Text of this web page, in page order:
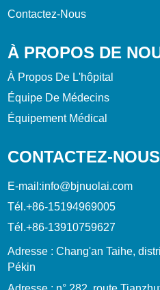
Contactez-Nous
À PROPOS DE
À Propos De L'hôpital
Équipe De Médecins
Équipement Médical
CONTACTEZ-NOUS
E-mail:info@bjnuolai.com
Tél.+86-15194969005
Tél.+86-13910759627
Adresse : Chang'an Taihe,
Pékin